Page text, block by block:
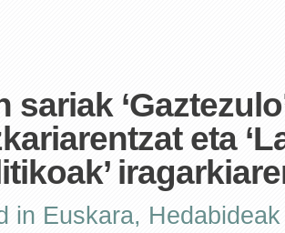
sariak
eta
in Euskara, Hedabideak